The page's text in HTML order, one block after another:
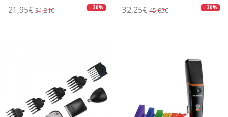
21,95€ 31,21€ - 30% 32,25€ 45,85€ - 30%